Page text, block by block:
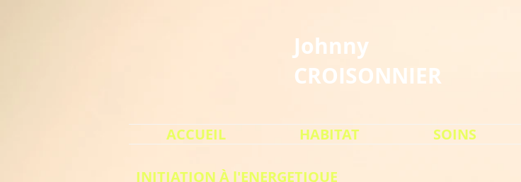
Johnny
CROISONNIER
ACCUEIL HABITAT SOINS
INITIATION À l'ENERGETIQUE